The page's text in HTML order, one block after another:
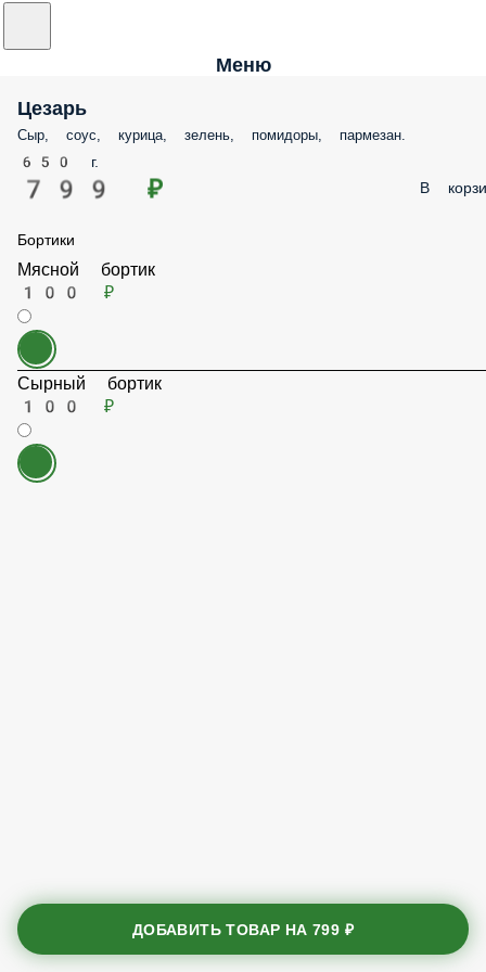
Меню
Цезарь
Сыр, соус, курица, зелень, помидоры, пармезан.
650 г.
799 ₽ В
Бортики
Мясной бортик
100 ₽
Сырный бортик
100 ₽
ДОБАВИТЬ ТОВАР НА799 ₽